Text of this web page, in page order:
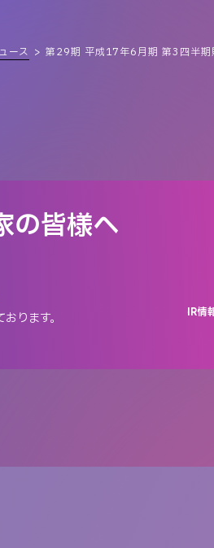
ース 第29期 平成17年6月期 第3四半期
の皆様へ
ります。
IR情